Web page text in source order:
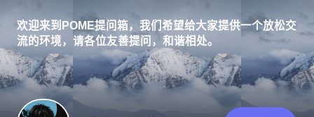
欢迎来到POME提问箱，我们希望给大家提供一个放松交
流的环境，请各位友善提问，和谐相处。